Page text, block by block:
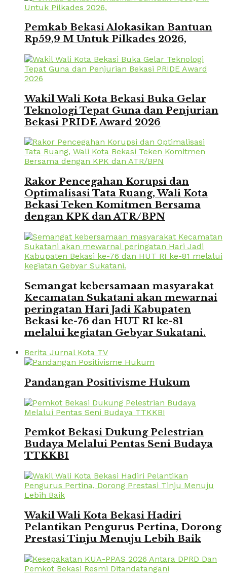
Pemkab Bekasi Alokasikan Bantuan
Rp59,9 M Untuk Pilkades 2026,
Wakil Wali Kota Bekasi Buka Gelar
Teknologi Tepat Guna dan Penjurian
Bekasi PRIDE Award 2026
Rakor Pencegahan Korupsi dan
Optimalisasi Tata Ruang, Wali Kota
Bekasi Teken Komitmen Bersama
dengan KPK dan ATR/BPN
Semangat kebersamaan masyarakat
Kecamatan Sukatani akan mewarnai
peringatan Hari Jadi Kabupaten
Bekasi ke-76 dan HUT RI ke-81
melalui kegiatan Gebyar Sukatani.
Berita Jurnal Kota TV
Pandangan Positivisme Hukum
Pemkot Bekasi Dukung Pelestrian
Budaya Melalui Pentas Seni Budaya
TTKKBI
Wakil Wali Kota Bekasi Hadiri
Pelantikan Pengurus Pertina, Dorong
Prestasi Tinju Menuju Lebih Baik